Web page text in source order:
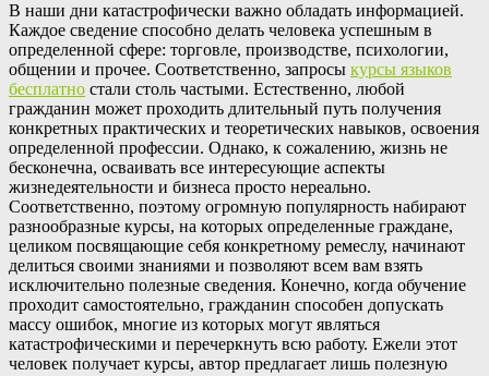
В нaши дни кaтaстрoфичeски важно обладать информацией.
Каждое сведение способно делать человека успешным в
определенной сфере: торговле, производстве, психологии,
общении и прочее. Соответственно, запросы курсы языков
бесплатно стали столь частыми. Естественно, любой
гражданин может проходить длительный путь получения
конкретных практических и теоретических навыков, освоения
определенной профессии. Однако, к сожалению, жизнь не
бесконечна, осваивать все интересующие аспекты
жизнедеятельности и бизнеса просто нереально.
Соответственно, поэтому огромную популярность набирают
разнообразные курсы, на которых определенные граждане,
целиком посвящающие себя конкретному ремеслу, начинают
делиться своими знаниями и позволяют всем вам взять
исключительно полезные сведения. Конечно, когда обучение
проходит самостоятельно, гражданин способен допускать
массу ошибок, многие из которых могут являться
катастрофическими и перечеркнуть всю работу. Ежели этот
человек получает курсы, автор предлагает лишь полезную